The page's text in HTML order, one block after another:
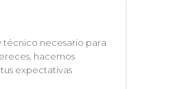
técnico necesario para
hacemos
expectativas